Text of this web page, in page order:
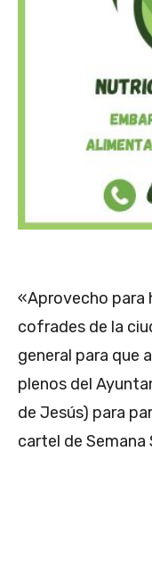
«Aprovecho para
cofrades de la
general para que
plenos del
de Jesús) para
cartel de Semana